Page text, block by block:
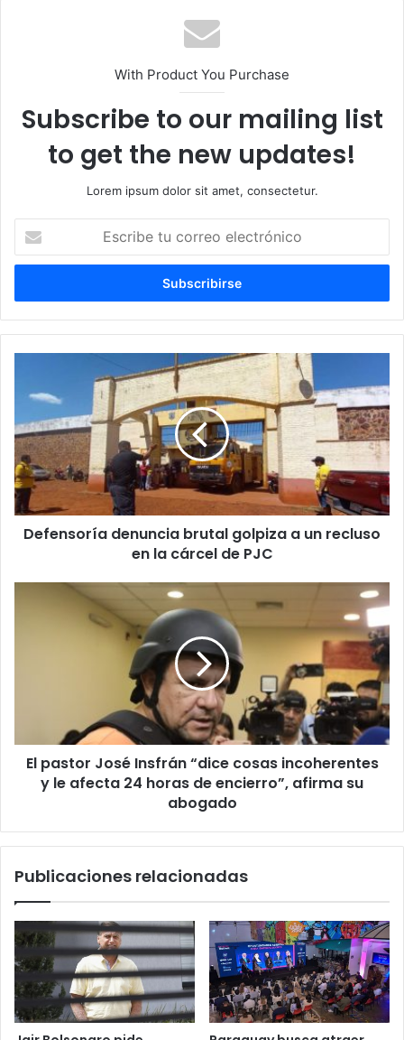
With Product You Purchase
Subscribe to our mailing list
to get the new updates!
Lorem ipsum dolor sit amet, consectetur.
correo
Defensoría denuncia brutal golpiza a un recluso
en la cárcel de PJC
El pastor José Insfrán “dice cosas incoherentes
y le afecta 24 horas de encierro”, afirma su
abogado
Publicaciones relacionadas